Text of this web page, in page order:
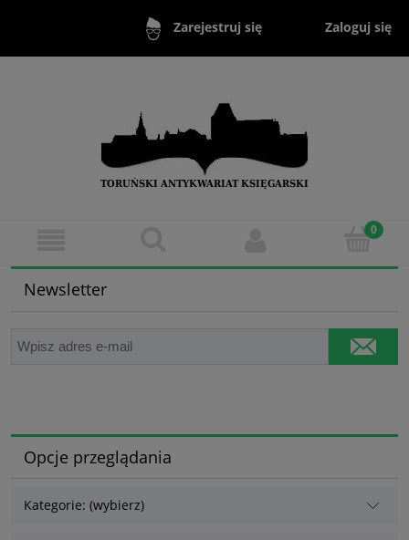
Zarejestruj się Zaloguj się
Newsletter
Opcje przeglądania
Kategorie: (wybierz)